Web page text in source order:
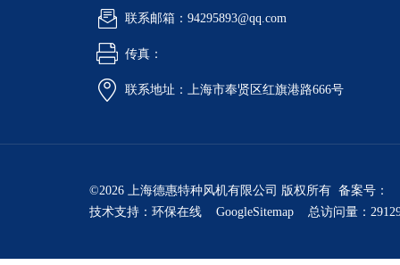
联系邮箱：94295893@qq.com
传真：
联系地址：上海市奉贤区红旗港路666号
©2026 上海德惠特种风机有限公司 版权所有 备案号：
技术支持： 环保在线 GoogleSitemap 总访问量：